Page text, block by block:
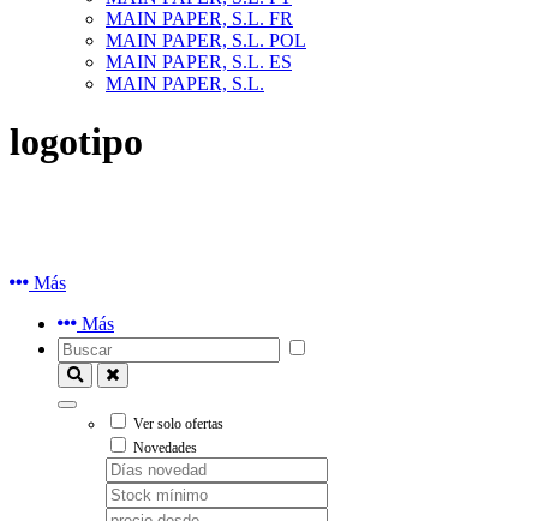
MAIN PAPER, S.L. FR
MAIN PAPER, S.L. POL
MAIN PAPER, S.L. ES
MAIN PAPER, S.L.
logotipo
Más
Más
Ver solo ofertas
Novedades